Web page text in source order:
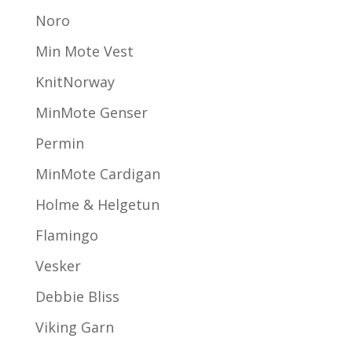
Noro
Min Mote Vest
KnitNorway
MinMote Genser
Permin
MinMote Cardigan
Holme & Helgetun
Flamingo
Vesker
Debbie Bliss
Viking Garn